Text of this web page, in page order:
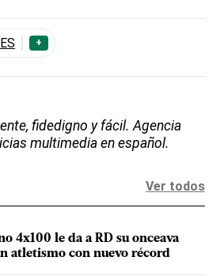
+
fidedigno y fácil. Agencia
multimedia en español.
Ver todos
4x100 le da a RD su onceava
atletismo con nuevo récord